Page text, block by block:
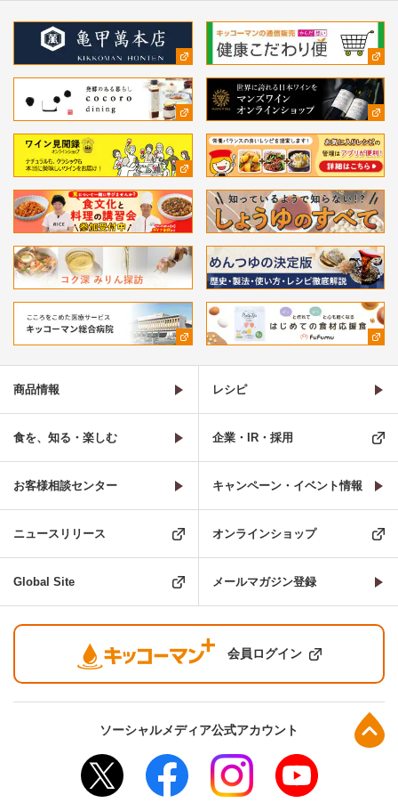
商品情報 レシピ
食を、知る・楽しむ 企業・IR・採用
お客様相談センター キャンペーン・イベント情報
ニュースリリース オンラインショップ
Global Site メールマガジン登録
会員ログイン
ソーシャルメディア公式アカウント